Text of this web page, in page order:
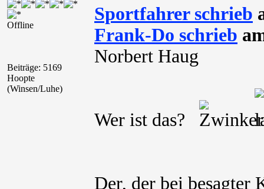
Offline
Beiträge: 5169
Hoopte
(Winsen/Luhe)
Sportfahrer schrieb
Frank-Do schrieb
Norbert Haug
Wer ist das?
Der, der bei besagter